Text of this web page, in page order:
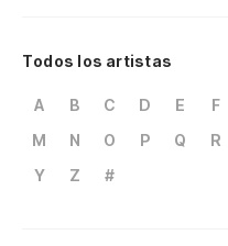
Todos los artistas
A B C D E F
M
N O P Q R
Y
Z #